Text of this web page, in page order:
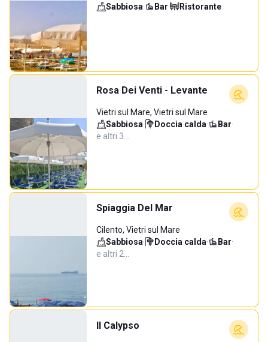
Sabbiosa· Bar· Ristorante
Rosa Dei Venti - Levante
Vietri sul Mare, Vietri sul Mare
Sabbiosa· Doccia calda· Bar·
e altri 3…
Spiaggia Del Mar
Cilento, Vietri sul Mare
Sabbiosa· Doccia calda· Bar·
e altri 2…
Il Calypso